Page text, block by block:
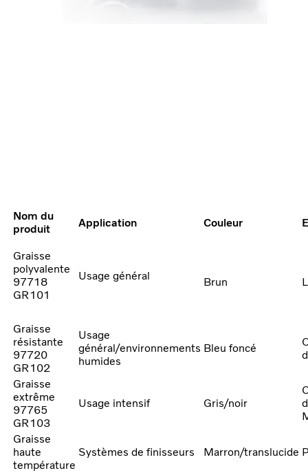
Nom du
produit
Application Couleur
Graisse
polyvalente
97718
GR101
Usage général Brun
Graisse
résistante
97720
GR102
Usage
général/environnements
humides
Bleu foncé
Graisse
extrême
97765
GR103
Usage intensif Gris/noir
Graisse
haute
température
Systèmes de finisseurs Marron/translucide